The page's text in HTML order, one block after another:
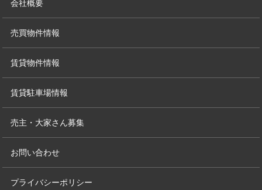
会社概要
売買物件情報
賃貸物件情報
賃貸駐車場情報
売主・大家さん募集
お問い合わせ
プライバシーポリシー